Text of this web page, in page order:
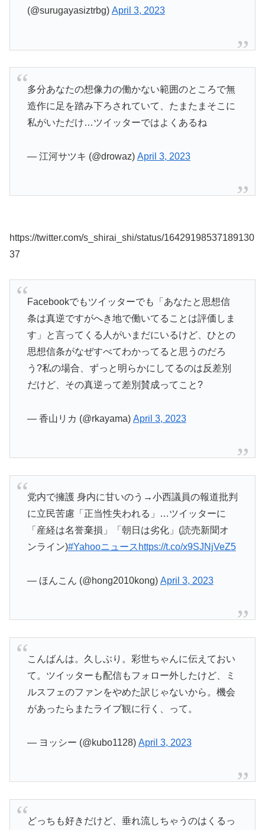
(@surugayasiztrbg) April 3, 2023
多分あなたの想像力の働かない範囲のところで無
造作に足を踏み下ろされていて、たまたまそこに
私がいただけ…ツイッターではよくあるね
— 江河サツキ (@drowaz) April 3, 2023
https://twitter.com/s_shirai_shi/status/16429198537189130
37
Facebookでもツイッターでも「あなたと思想信
条は真逆ですがへき地で働いてることは評価しま
す」と言ってくる人がいまだにいるけど、ひとの
思想信条がなぜすべてわかってると思うのだろ
う?私の場合、ずっと明らかにしてるのは反差別
だけど、その真逆って差別賛成ってこと?
— 香山リカ (@rkayama) April 3, 2023
党内で擁護 身内に甘いのう→小西議員の報道批判
に立民苦慮「正当性失われる」…ツイッターに
「産経は名誉棄損」「朝日は劣化」(読売新聞オ
ンライン)#Yahooニュース https://t.co/x9SJNjVeZ5
— ほんこん (@hong2010kong) April 3, 2023
こんばんは。久しぶり。彩世ちゃんに伝えておい
て。ツイッターも配信もフォロー外したけど、ミ
ルスフェのファンをやめた訳じゃないから。機会
があったらまたライブ観に行く、って。
— ヨッシー (@kubo1128) April 3, 2023
どっちも好きだけど、垂れ流しちゃうのはくるっ